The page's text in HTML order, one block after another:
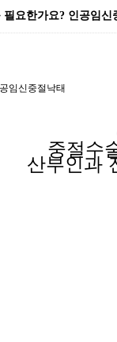
요한가요? 인공임신
임신중절낙­태
중절수
산부인과